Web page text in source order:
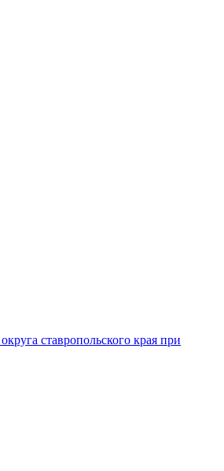
ставропольского края при